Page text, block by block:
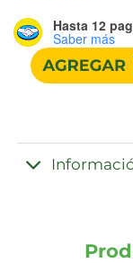
Hasta 12
Saber más